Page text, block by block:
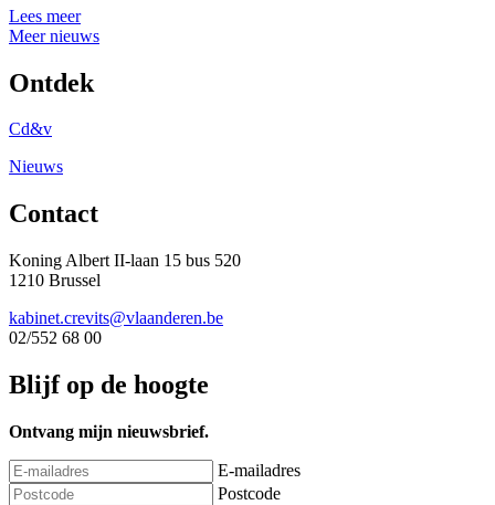
Lees meer
Meer nieuws
Ontdek
Cd&v
Nieuws
Contact
Koning Albert II-laan 15 bus 520
1210 Brussel
kabinet.crevits@vlaanderen.be
02/552 68 00
Blijf op de hoogte
Ontvang mijn nieuwsbrief.
E-mailadres
Postcode